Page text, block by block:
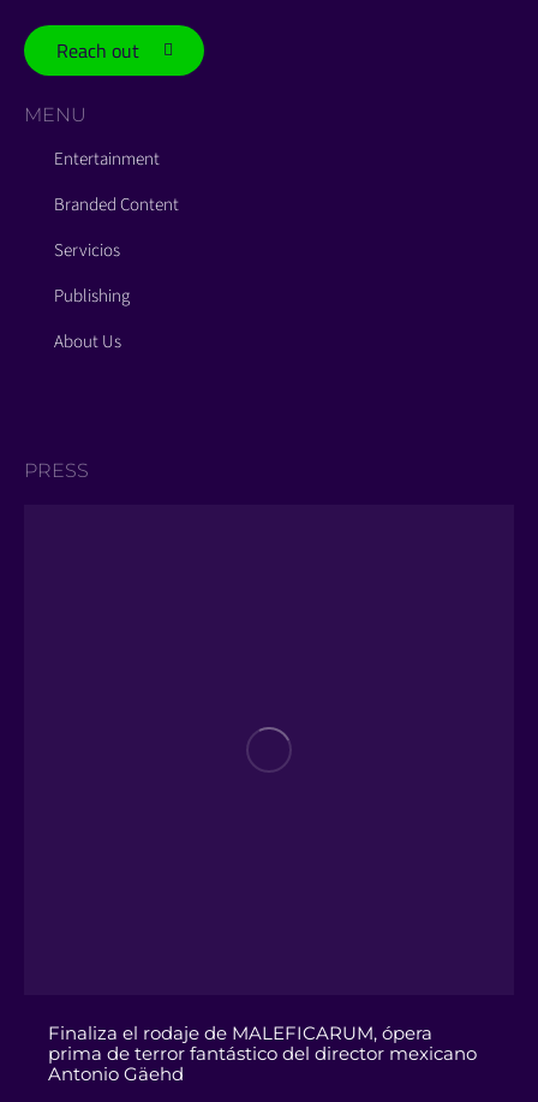
Reach out
MENU
Entertainment
Branded Content
Servicios
Publishing
About Us
PRESS
Finaliza el rodaje de MALEFICARUM, ópera
prima de terror fantástico del director mexicano
Antonio Gäehd